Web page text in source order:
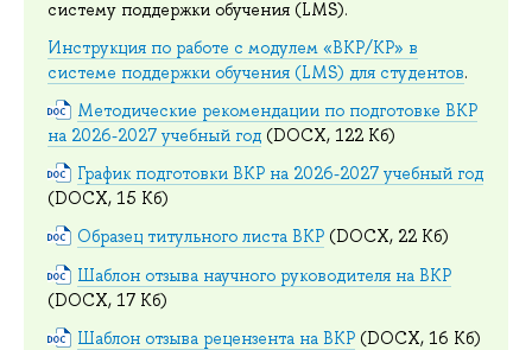
систему поддержки обучения (LMS).
Инструкция по работе с модулем «ВКР/КР» в
системе поддержки обучения (LMS) для студентов.
Методические рекомендации по подготовке ВКР
на 2026-2027 учебный год (DOCX, 122 Кб)
График подготовки ВКР на 2026-2027 учебный год
(DOCX, 15 Кб)
Образец титульного листа ВКР (DOCX, 22 Кб)
Шаблон отзыва научного руководителя на ВКР
(DOCX, 17 Кб)
Шаблон отзыва рецензента на ВКР (DOCX, 16 Кб)